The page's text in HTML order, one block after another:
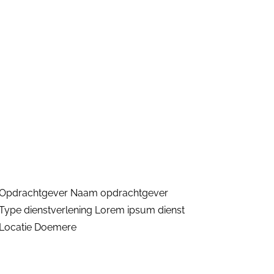
Naam opdrachtgever
dienstverlening Lorem ipsum dienst
Locatie Doemere